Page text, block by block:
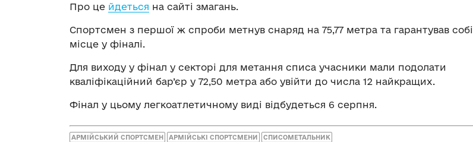
Про це йдеться на сайті змагань.
Спортсмен з першої ж спроби метнув снаряд на 75,77 метра та гарантував собі
місце у фіналі.
Для виходу у фінал у секторі для метання списа учасники мали подолати
кваліфікаційний бар’єр у 72,50 метра або увійти до числа 12 найкращих.
Фінал у цьому легкоатлетичному виді відбудеться 6 серпня.
АРМІЙСЬКИЙ СПОРТСМЕН АРМІЙСЬКІ СПОРТСМЕНИ СПИСОМЕТАЛЬНИК